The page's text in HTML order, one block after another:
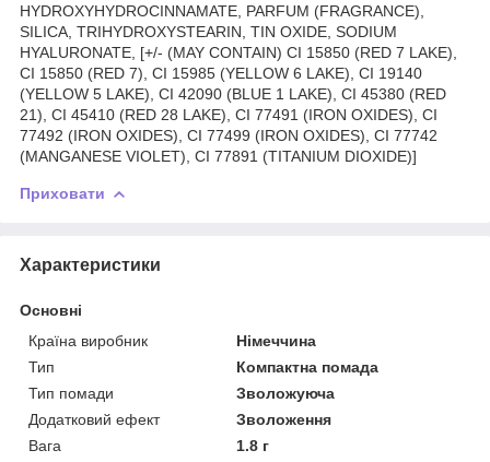
HYDROXYHYDROCINNAMATE, PARFUM (FRAGRANCE),
SILICA, TRIHYDROXYSTEARIN, TIN OXIDE, SODIUM
HYALURONATE, [+/- (MAY CONTAIN) CI 15850 (RED 7 LAKE),
CI 15850 (RED 7), CI 15985 (YELLOW 6 LAKE), CI 19140
(YELLOW 5 LAKE), CI 42090 (BLUE 1 LAKE), CI 45380 (RED
21), CI 45410 (RED 28 LAKE), CI 77491 (IRON OXIDES), CI
77492 (IRON OXIDES), CI 77499 (IRON OXIDES), CI 77742
(MANGANESE VIOLET), CI 77891 (TITANIUM DIOXIDE)]
Приховати
Характеристики
Основні
Країна виробник
Німеччина
Тип
Компактна помада
Тип помади
Зволожуюча
Додатковий ефект
Зволоження
Вага
1.8 г